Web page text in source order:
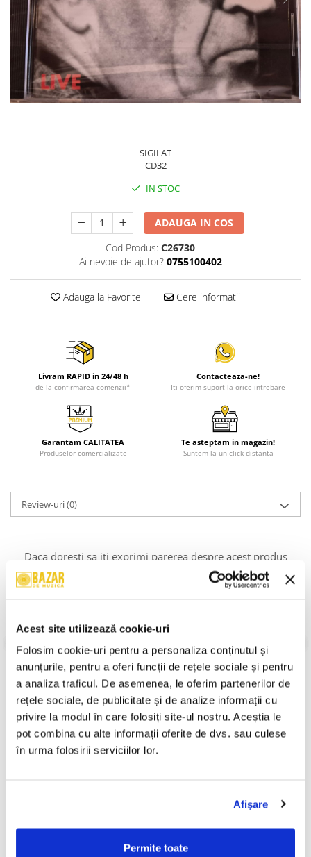
Acest site utilizează cookie-uri
Folosim cookie-uri pentru a personaliza conținutul și
anunțurile, pentru a oferi funcții de rețele sociale și pentru
a analiza traficul. De asemenea, le oferim partenerilor de
rețele sociale, de publicitate și de analize informații cu
privire la modul în care folosiți site-ul nostru. Aceștia le
pot combina cu alte informații oferite de dvs. sau culese
în urma folosirii serviciilor lor.
Afişare
Permite toate
Viniluri Românești
Colecția Electrecord
SIGILAT
CD32
IN STOC
ADAUGA IN COS
Cod Produs: C26730
Ai nevoie de ajutor? 0755100402
Adauga la Favorite Cere informatii
Livram RAPID in 24/48 h
de la confirmarea comenzii*
Contacteaza-ne!
Iti oferim suport la orice intrebare
Garantam CALITATEA
Produselor comercializate
Te asteptam in magazin!
Suntem la un click distanta
Review-uri(0)
Daca doresti sa iti exprimi parerea despre acest produs
poti adauga un review.
PRODUSE ALTERNATIVE
-30%Aperto – 20 , (CD)
Quartet, (CD)